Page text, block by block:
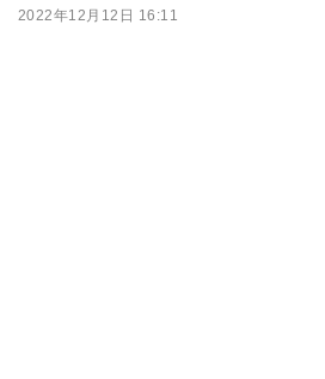
2022年12月12日 16:11